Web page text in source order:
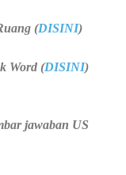
(DISINI)
Word (DISINI)
jawaban US